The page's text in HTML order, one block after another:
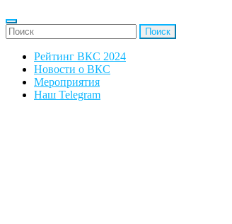
'Найти:
Рейтинг ВКС 2024
Новости о ВКС
Мероприятия
Наш Telegram